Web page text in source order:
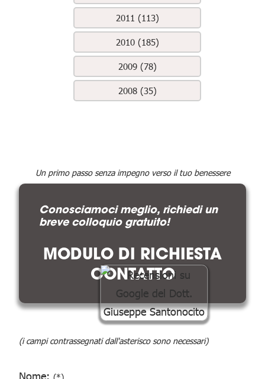
2011 (113)
2010 (185)
2009 (78)
2008 (35)
Un primo passo senza impegno verso il tuo benessere
Conosciamoci meglio, richiedi un
breve colloquio gratuito!
MODULO DI RICHIESTA
CONTATTO
(i campi contrassegnati dall'asterisco sono necessari)
Nome: